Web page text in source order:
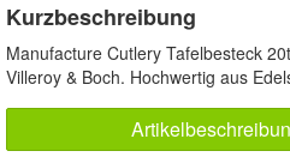
Kurzbeschreibung
Manufacture Cutlery Tafelbesteck
Villeroy & Boch. Hochwertig aus